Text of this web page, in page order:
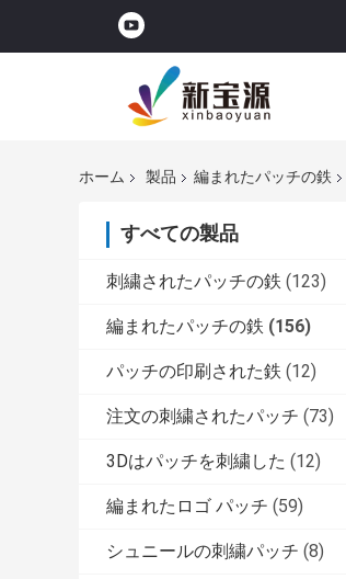
ホーム 製品 編まれたパッチの鉄
すべての製品
刺繍されたパッチの鉄 (123)
編まれたパッチの鉄 (156)
パッチの印刷された鉄 (12)
注文の刺繍されたパッチ (73)
3Dはパッチを刺繍した (12)
編まれたロゴ パッチ (59)
シュニールの刺繍パッチ (8)